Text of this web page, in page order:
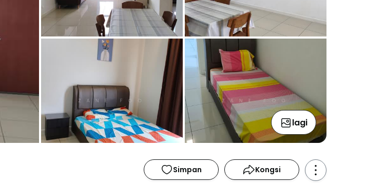
lagi
Simpan Kongsi